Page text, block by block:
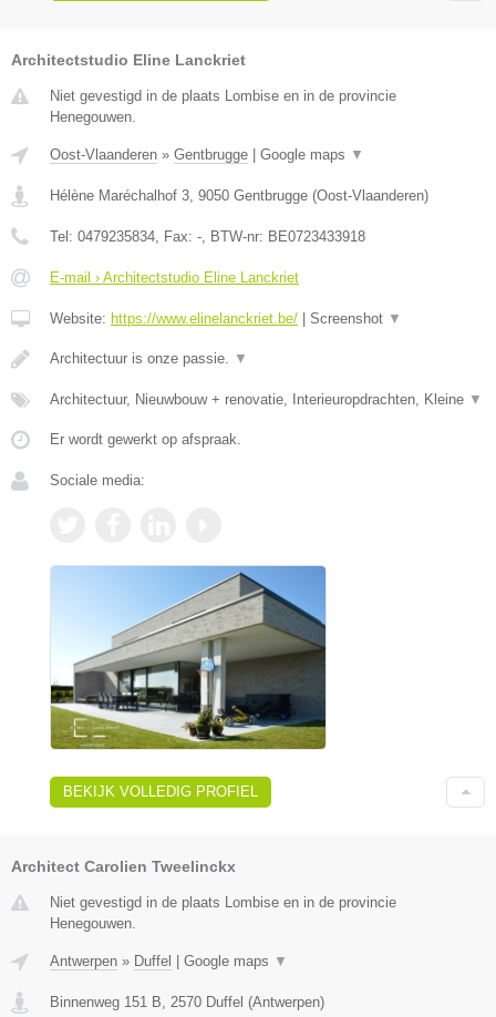
Architectstudio Eline Lanckriet
Niet gevestigd in de plaats Lombise en in de provincie
Henegouwen.
Oost-Vlaanderen » Gentbrugge Google maps ▼
Hélène Maréchalhof 3 9050 Gentbrugge (Oost-Vlaanderen)
Tel: 0479235834 , Fax: - , BTW-nr: BE0723433918
E-mail › Architectstudio Eline Lanckriet
Website: https://www.elinelanckriet.be/ Screenshot ▼
Architectuur is onze passie. ▼
Architectuur, Nieuwbouw + renovatie, Interieuropdrachten, Kleine ▼
Er wordt gewerkt op afspraak.
Sociale media:
BEKIJK VOLLEDIG PROFIEL
Architect Carolien Tweelinckx
Niet gevestigd in de plaats Lombise en in de provincie
Henegouwen.
Antwerpen » Duffel | Google maps ▼
Binnenweg 151 B 2570 Duffel (Antwerpen)